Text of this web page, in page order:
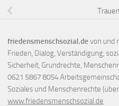
friedensmenschsozial.de von und
Frieden, Dialog, Verständigung,
Sicherheit, Grundrechte,
0621 5867 8054
Soziales und Menschenrechte
www.friedensmenschsozial.de